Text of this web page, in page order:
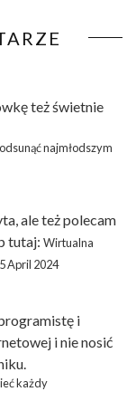
też świetnie
najmłodszym
ale też polecam
tutaj: Wirtualna
April 2024
i
i nie nosić
każdy